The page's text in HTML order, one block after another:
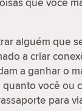
alguém que
a criar
a ganhar o
você
para